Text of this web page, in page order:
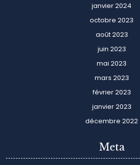
janvier 2024
octobre 2023
août 2023
juin 2023
mai 2023
mars 2023
février 2023
janvier 2023
décembre 2022
Meta